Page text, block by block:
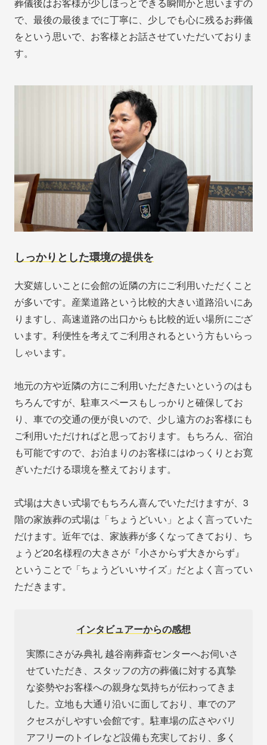
葬儀後はお客様が少しほっとできる瞬間かと思いますの
で、最後の最後までに丁寧に、少しでも心に残るお葬儀
をという思いで、お客様とお話させていただいておりま
す。
しっかりとした環境の提供を
大変嬉しいことに会館の近隣の方にご利用いただくこと
が多いです。産業道路という比較的大きい道路沿いにあ
りますし、高速道路の出口からも比較的近い場所にござ
います。利便性を考えてご利用されるという方もいらっ
しゃいます。
地元の方や近隣の方にご利用いただきたいというのはも
ちろんですが、駐車スペースもしっかりと確保してお
り、車での交通の便が良いので、少し遠方のお客様にも
ご利用いただければと思っております。もちろん、宿泊
も可能ですので、お泊まりのお客様にはゆっくりとお寛
ぎいただける環境を整えております。
式場は大きい式場でもちろん喜んでいただけますが、3
階の家族葬の式場は「ちょうどいい」とよく言っていた
だけます。近年では、家族葬が多くなってきており、ち
ょうど20名様程の大きさが『小さからず大きからず』
ということで「ちょうどいいサイズ」だとよく言ってい
ただきます。
インタビュアーからの感想
実際にさがみ典礼 越谷南葬斎センターへお伺いさ
せていただき、スタッフの方の葬儀に対する真摯
な姿勢やお客様への親身な気持ちが伝わってきま
した。立地も大通り沿いに面しており、車でのア
クセスがしやすい会館です。駐車場の広さやバリ
アフリーのトイレなど設備も充実しており、多く